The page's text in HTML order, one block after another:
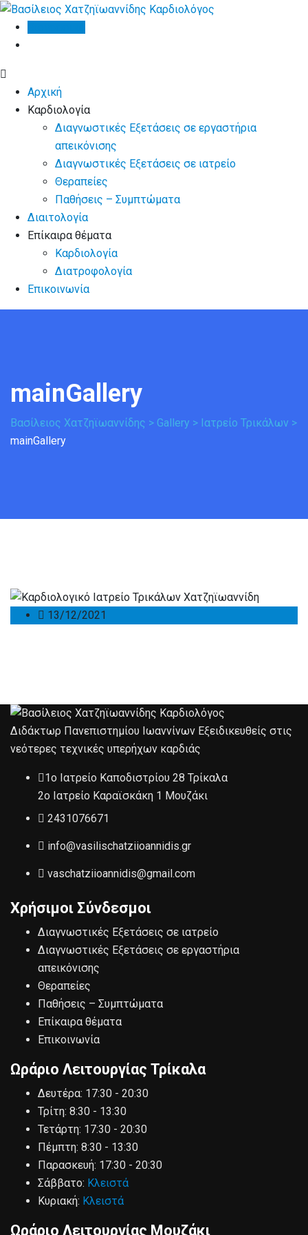
Skip
content
Αρχική
Καρδιολογία
Διαγνωστικές Εξετάσεις σε εργαστήρια
απεικόνισης
Διαγνωστικές Εξετάσεις σε ιατρείο
Θεραπείες
Παθήσεις – Συμπτώματα
Διαιτολογία
Επίκαιρα θέματα
Καρδιολογία
Διατροφολογία
Επικοινωνία
mainGallery
Βασίλειος Χατζηϊωαννίδης > Gallery > Ιατρείο Τρικάλων >
mainGallery
13/12/2021
Διδάκτωρ Πανεπιστημίου Ιωαννίνων Εξειδικευθείς στις
νεότερες τεχνικές υπερήχων καρδιάς
1ο Ιατρείο Καποδιστρίου 28 Τρίκαλα
2ο Ιατρείο Καραϊσκάκη 1 Μουζάκι
2431076671
info@vasilischatziioannidis.gr
vaschatziioannidis@gmail.com
Χρήσιμοι Σύνδεσμοι
Διαγνωστικές Εξετάσεις σε ιατρείο
Διαγνωστικές Εξετάσεις σε εργαστήρια
απεικόνισης
Θεραπείες
Παθήσεις – Συμπτώματα
Επίκαιρα θέματα
Επικοινωνία
Ωράριο Λειτουργίας Τρίκαλα
Δευτέρα: 17:30 - 20:30
Τρίτη: 8:30 - 13:30
Τετάρτη: 17:30 - 20:30
Πέμπτη: 8:30 - 13:30
Παρασκευή: 17:30 - 20:30
Σάββατο: Κλειστά
Κυριακή: Κλειστά
Ωράριο Λειτουργίας Μουζάκι